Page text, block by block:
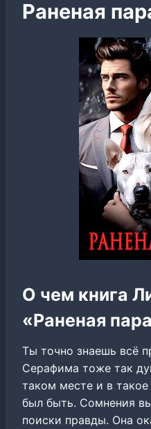
Раненая
О чем книга
«Раненая
Ты точно знаешь всё
Серафима тоже так
таком месте и в
был быть. Сомнения
поиски правды. Она